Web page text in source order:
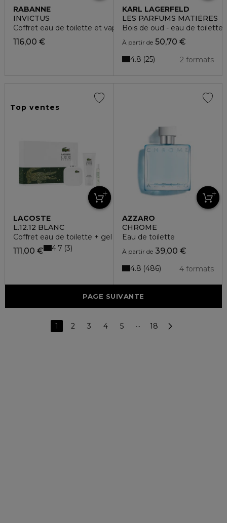
RABANNE
INVICTUS
Coffret eau de toilette et vaporisateur de voyage
116,00 €
KARL LAGERFELD
LES PARFUMS MATIÈRES
Bois de oud - eau de toilette
À partir de50,70 €
2 formats
4.8 25
Top ventes
LACOSTE
L.12.12 BLANC
Coffret eau de toilette + gel douche + vaporisateur voyage
111,00 € 4.7 3
AZZARO
CHROME
Eau de toilette
À partir de39,00 €
4 formats
4.8 486
PAGE SUIVANTE
1 2 3 4 5 ··· 18